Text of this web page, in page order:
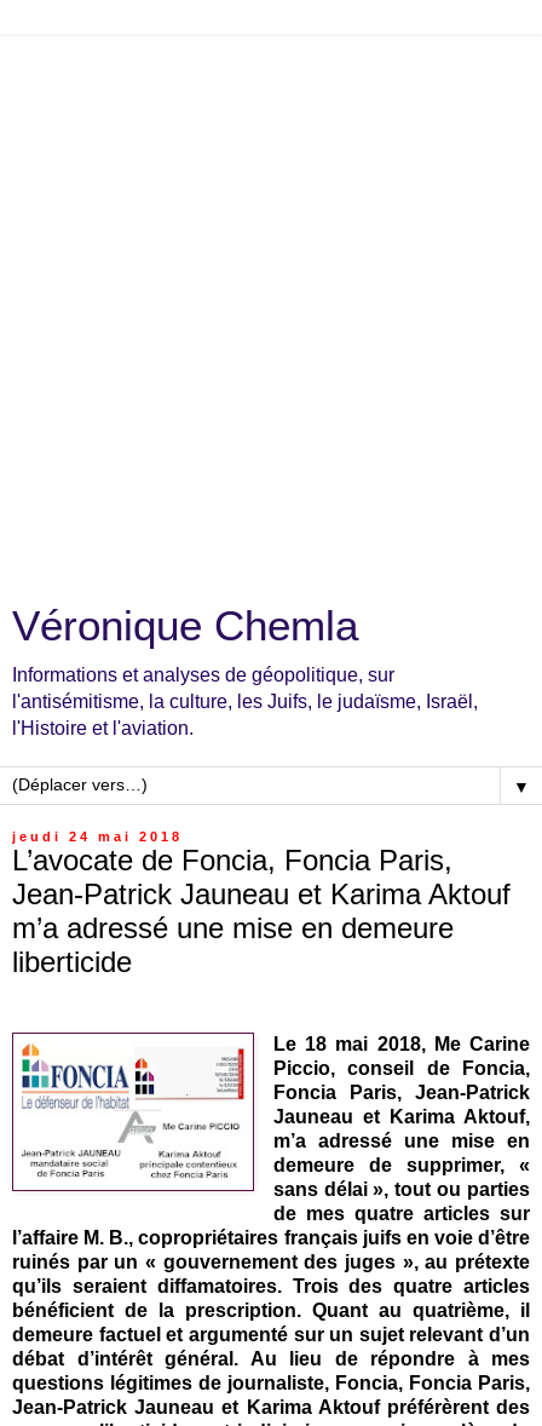
Véronique Chemla
Informations et analyses de géopolitique, sur
l'antisémitisme, la culture, les Juifs, le judaïsme, Israël,
l'Histoire et l'aviation.
▼
jeudi 24 mai 2018
L’avocate de Foncia, Foncia Paris,
Jean-Patrick Jauneau et Karima Aktouf
m’a adressé une mise en demeure
liberticide
Le 18 mai 2018, Me Carine
Piccio, conseil de Foncia,
Foncia Paris, Jean-Patrick
Jauneau et Karima Aktouf,
m’a adressé une mise en
demeure de supprimer, «
sans délai », tout ou parties
de mes quatre articles sur
l’affaire M. B., copropriétaires français juifs en voie d’être
ruinés par un « gouvernement des juges », au prétexte
qu’ils seraient diffamatoires. Trois des quatre articles
bénéficient de la prescription. Quant au quatrième, il
demeure factuel et argumenté sur un sujet relevant d’un
débat d’intérêt général. Au lieu de répondre à mes
questions légitimes de journaliste, Foncia, Foncia Paris,
Jean-Patrick Jauneau et Karima Aktoufpréférèrent des